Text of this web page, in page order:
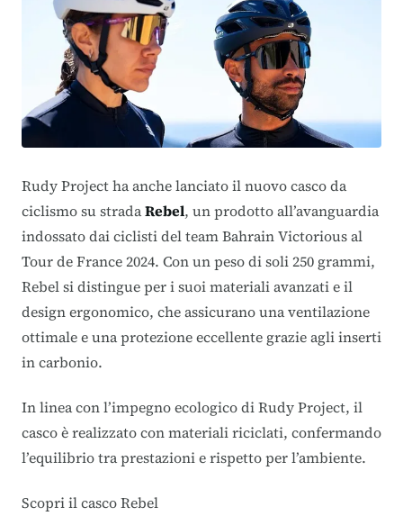
Rudy Project ha anche lanciato il nuovo casco da
ciclismo su stradaRebel, un prodotto all’avanguardia
indossato dai ciclisti del team Bahrain Victorious al
Tour de France 2024. Con un peso di soli 250 grammi,
Rebel si distingue per i suoi materiali avanzati e il
design ergonomico, che assicurano una ventilazione
ottimale e una protezione eccellente grazie agli inserti
in carbonio.
In linea con l’impegno ecologico di Rudy Project, il
casco è realizzato con materiali riciclati, confermando
l’equilibrio tra prestazioni e rispetto per l’ambiente.
Scopri il casco Rebel